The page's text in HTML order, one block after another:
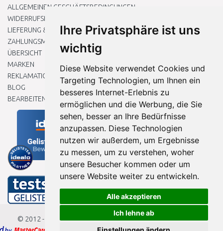
Ihre Privatsphäre ist uns
wichtig
Diese Website verwendet Cookies und
Targeting Technologien, um Ihnen ein
besseres Internet-Erlebnis zu
ermöglichen und die Werbung, die Sie
sehen, besser an Ihre Bedürfnisse
anzupassen. Diese Technologien
nutzen wir außerdem, um Ergebnisse
zu messen, um zu verstehen, woher
unsere Besucher kommen oder um
unsere Website weiter zu entwickeln.
Alle akzeptieren
Ich lehne ab
ALLGEMEINEN GESCHÄFTSBEDINGUNGEN
WIDERRUFSRECHT
LIEFERUNG & ZAHLUNG
ZAHLUNGSMETHODEN
ÜBERSICHT
MARKEN
REKLAMATIONEN UND RETOUREN
BLOG
BEARBEITEN SIE MEINE COOKIE-EINSTELLUNGEN
© 2012 - 2026Baumarkteu.de